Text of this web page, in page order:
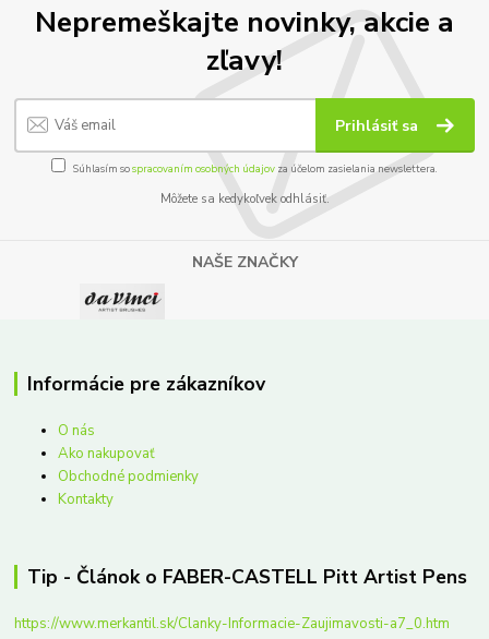
Nepremeškajte novinky, akcie a
zľavy!
Prihlásiť sa
Súhlasím sospracovaním osobných údajov za účelom zasielania newslettera.
Môžete sa kedykoľvek odhlásiť.
NAŠE ZNAČKY
Informácie pre zákazníkov
O nás
Ako nakupovať
Obchodné podmienky
Kontakty
Tip - Článok o FABER-CASTELL Pitt Artist Pens
https://www.merkantil.sk/Clanky-Informacie-Zaujimavosti-a7_0.htm